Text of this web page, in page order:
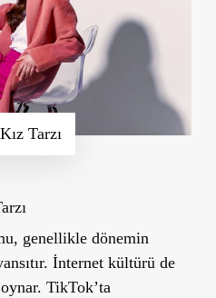
Tarzı
genellikle dönemin
İnternet kültürü de
TikTok’ta